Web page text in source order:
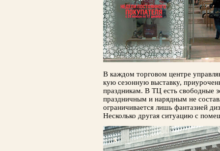
В каждом торговом центре
кую сезонную выставку,
праздни­кам. В ТЦ есть свободные
праздничным и на­рядным не
ограничивается лишь фанта­зией
Несколько другая ситуацию с